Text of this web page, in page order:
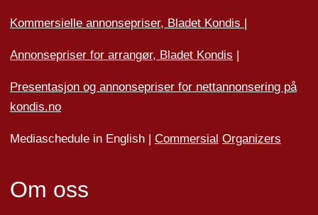
Kommersielle annonsepriser, Bladet Kondis |
Annonsepriser for arrangør, Bladet Kondis |
Presentasjon og annonsepriser for nettannonsering på
kondis.no
Mediaschedule in English | Commersial Organizers
Om oss